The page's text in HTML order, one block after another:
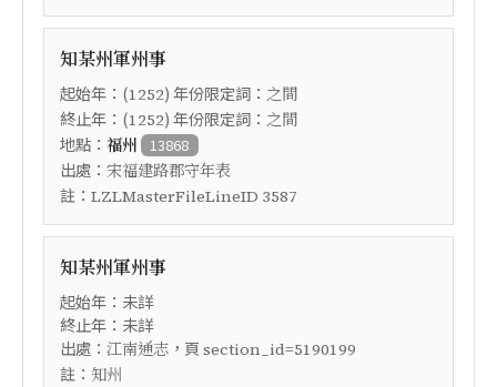
知某州軍州事
起始年：(1252) 年份限定詞： 之間
終止年：(1252) 年份限定詞： 之間
地點： 福州 13868
出處： 宋福建路郡守年表
註： LZLMasterFileLineID 3587
知某州軍州事
起始年：未詳
終止年：未詳
出處： 江南通志 ，頁 section_id=5190199
註： 知州